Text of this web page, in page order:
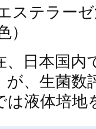
ステラー
）
、日本国内
が、生菌
は液体培地